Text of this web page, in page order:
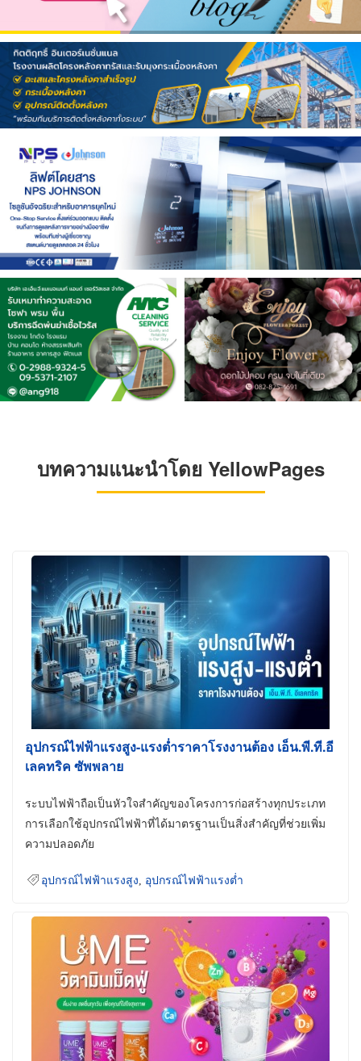
บทความแนะนำโดย YellowPages
อุปกรณ์ไฟฟ้าแรงสูง-แรงต่ำราคาโรงงานต้อง เอ็น.พี.ที.อี
เลคทริค ซัพพลาย
ระบบไฟฟ้าถือเป็นหัวใจสำคัญของโครงการก่อสร้างทุกประเภท
การเลือกใช้อุปกรณ์ไฟฟ้าที่ได้มาตรฐานเป็นสิ่งสำคัญที่ช่วยเพิ่ม
ความปลอดภัย
อุปกรณ์ไฟฟ้าแรงสูง อุปกรณ์ไฟฟ้าแรงต่ำ